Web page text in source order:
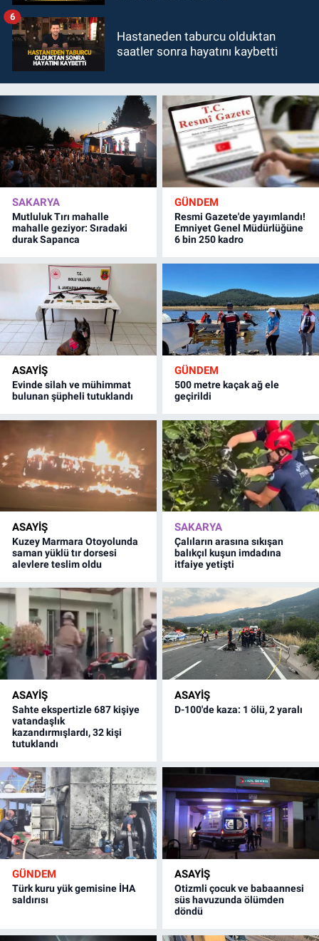
Hastaneden taburcu olduktan
saatler sonra hayatını kaybetti
6
SAKARYA
Mutluluk Tırı mahalle
mahalle geziyor: Sıradaki
durak Sapanca
GÜNDEM
Resmi Gazete'de yayımlandı!
Emniyet Genel Müdürlüğüne
6 bin 250 kadro
ASAYİŞ
Evinde silah ve mühimmat
bulunan şüpheli tutuklandı
GÜNDEM
500 metre kaçak ağ ele
geçirildi
ASAYİŞ
Kuzey Marmara Otoyolunda
saman yüklü tır dorsesi
alevlere teslim oldu
SAKARYA
Çalıların arasına sıkışan
balıkçıl kuşun imdadına
itfaiye yetişti
ASAYİŞ
Sahte ekspertizle 687 kişiye
vatandaşlık
kazandırmışlardı, 32 kişi
tutuklandı
ASAYİŞ
D-100'de kaza: 1 ölü, 2 yaralı
GÜNDEM
Türk kuru yük gemisine İHA
saldırısı
ASAYİŞ
Otizmli çocuk ve babaannesi
süs havuzunda ölümden
döndü